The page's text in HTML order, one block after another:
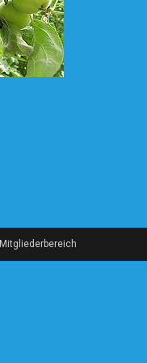
Mitgliederbereich